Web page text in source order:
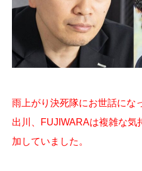
雨上がり決死隊にお世話にな
出川、FUJIWARAは複雑な気
加していました。